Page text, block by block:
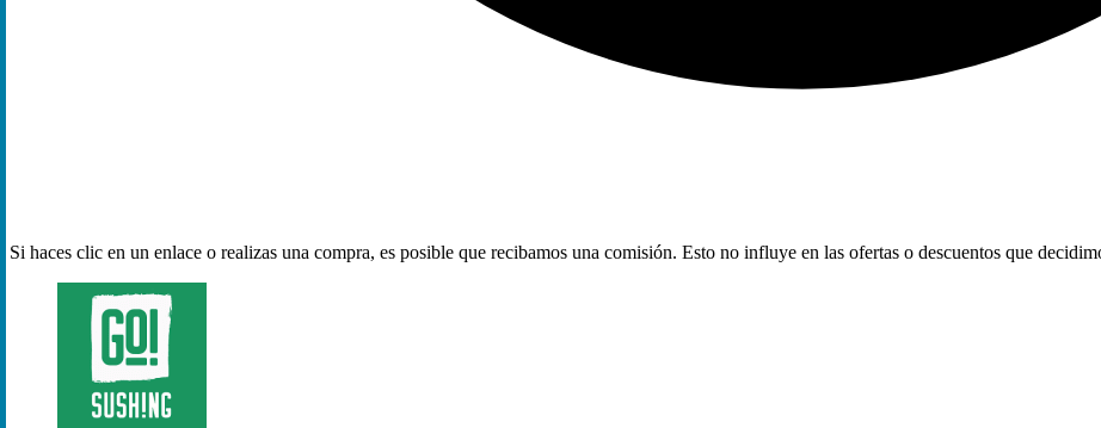
Si haces clic en un enlace o realizas una compra, es posible que recibamos una comisión. Esto no influye en las ofertas o descuentos que